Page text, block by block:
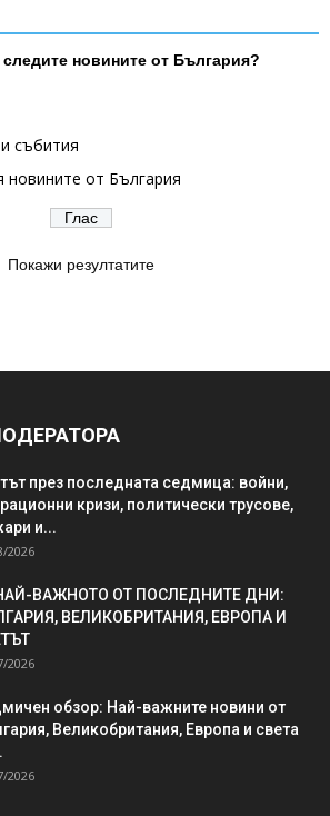
новините от България?
събития
новините от България
Покажи резултатите
през последната седмица: войни,
кризи, политически трусове,
и...
2026
ВАЖНОТО ОТ ПОСЛЕДНИТЕ ДНИ:
ВЕЛИКОБРИТАНИЯ, ЕВРОПА И
2026
обзор: Най-важните новини от
Великобритания, Европа и света
2026